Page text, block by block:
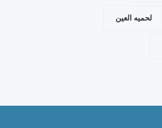
لحميه العين